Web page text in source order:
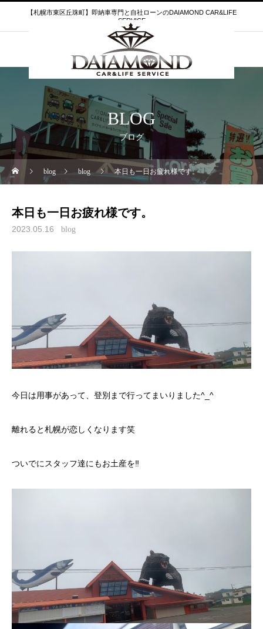
【札幌市東区丘珠町】即納車専門と自社ローンのDAIAMOND CAR&LIFE
SERVICE
BLOG
ブログ
blog blog 本日も一日お疲れ様です。
本日も一日お疲れ様です。
2023.05.16 blog
今日は用事があって、登別まで行ってまいりました^_^
離れると札幌が恋しくなります笑
ついでにスタッフ達にもお土産を‼️